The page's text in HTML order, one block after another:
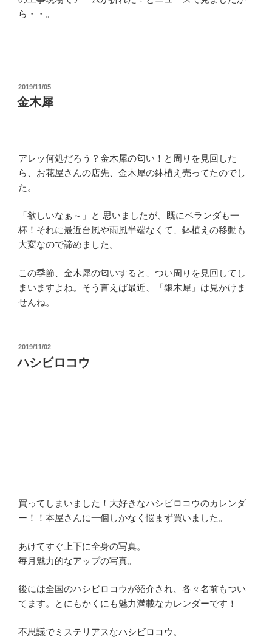
ら・・。
投
稿
日:
2019/11/05
金木犀
アレッ何処だろう？金木犀の匂い！と周りを見回した
ら、お花屋さんの店先、金木犀の鉢植え売ってたのでし
た。
「欲しいなぁ～」と 思いましたが、既にベランダも一
杯！それに最近台風や雨風半端なくて、鉢植えの移動も
大変なので諦めました。
この季節、金木犀の匂いすると、つい周りを見回してし
まいますよね。そう言えば最近、「銀木犀」は見かけま
せんね。
投
日:
2019/11/02
ハシビロコウ
買ってしまいました！大好きなハシビロコウのカレンダ
ー！！本屋さんに一個しかなく悩まず買いました。
あけてすぐ上下に全身の写真。
毎月魅力的なアップの写真。
後には全国のハシビロコウが紹介され、各々名前もつい
てます。とにもかくにも魅力満載なカレンダーです！
不思議でミステリアスなハシビロコウ。